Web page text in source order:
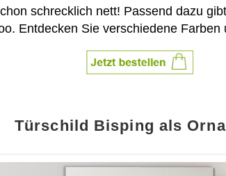
schrecklich nett! Passend dazu
Entdecken Sie verschiedene
Türschild Bisping als